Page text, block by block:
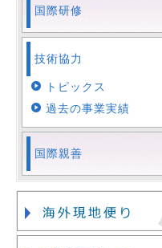
国際研修
技術協力
トピックス
過去の事業実績
国際親善